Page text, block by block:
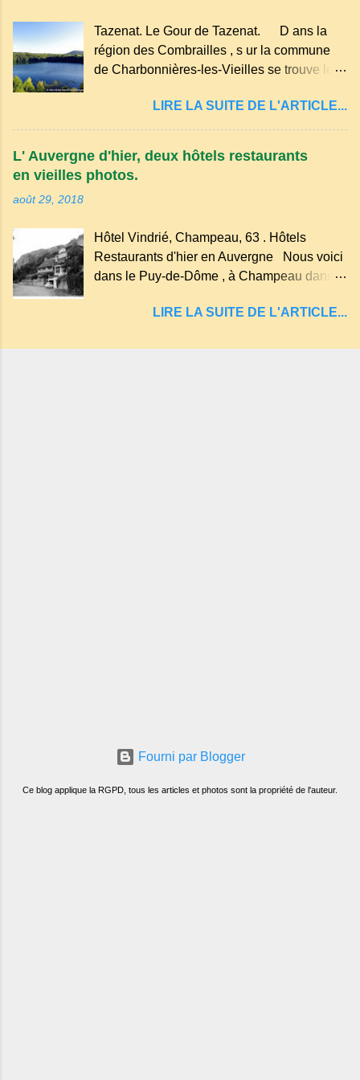
dans les nuages et brille au moindre rayon
de soleil, attirant le regard. Bien entouré de
verdure, d'un étang, d'une bambouseraie
des souvenirs tout cela dans un grand parc
arboré.
Tazenat. Le Gour de Tazenat. D ans la
région des Combrailles , s ur la commune
de Charbonnières-les-Vieilles se trouve le
d'explosion) rempli d’eau, appelé : le Lac de
Tazenat ou Tazanat, il est le premier et le
plus au nord de la Chaîne des Puys qui en
compte près de soixante. En Auvergne
"sans fond" et en forme d'entonnoir
entraînant vers les entrailles de la terre, les
malheureux qui s'approchaient trop de
LIRE LA SUITE DE L'ARTICLE...
L' Auvergne d'hier, deux hôtels restaurants
en vieilles photos.
août 29, 2018
Hôtel Vindrié, Champeau, 63 . Hôtels
Restaurants d'hier en Auvergne Nous voici
dans le Puy-de-Dôme , à Champeau dans
Servant . L'Hôtel-Restaurant Vindrié était
son jambon de pays et son poulet cocotte,
LIRE LA SUITE DE L'ARTICLE...
Fourni par Blogger
Ce blog applique la RGPD, tous les articles et photos sont la propriété de l'auteur.